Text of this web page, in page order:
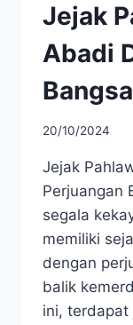
Jejak
Abadi
Bangsa
20/10/2024
Jejak
Perjuangan
segala
memiliki
dengan
balik
ini, terdapat